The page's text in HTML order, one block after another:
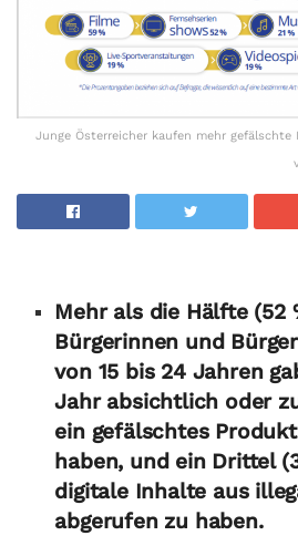
Junge Österreicher kaufen mehr
Mehr als die Hälfte (52
Bürgerinnen und
von 15 bis 24 Jahren
Jahr absichtlich oder
ein gefälschtes
haben, und ein Drittel
digitale Inhalte aus
abgerufen zu haben.